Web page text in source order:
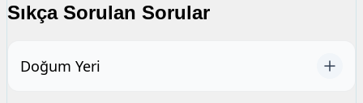
Sıkça Sorulan Sorular
Doğum Yeri